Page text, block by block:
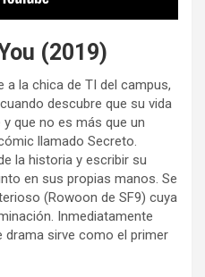
(2019)
a la chica de TI del campus,
descubre que su vida
que no es más que un
llamado Secreto.
la historia y escribir su
en sus propias manos. Se
(Rowoon de SF9) cuya
Inmediatamente
drama sirve como el primer